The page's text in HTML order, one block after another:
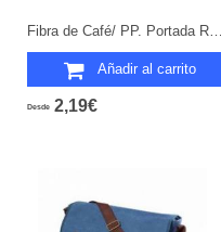
Añadir al carrito
Desde 2,19€